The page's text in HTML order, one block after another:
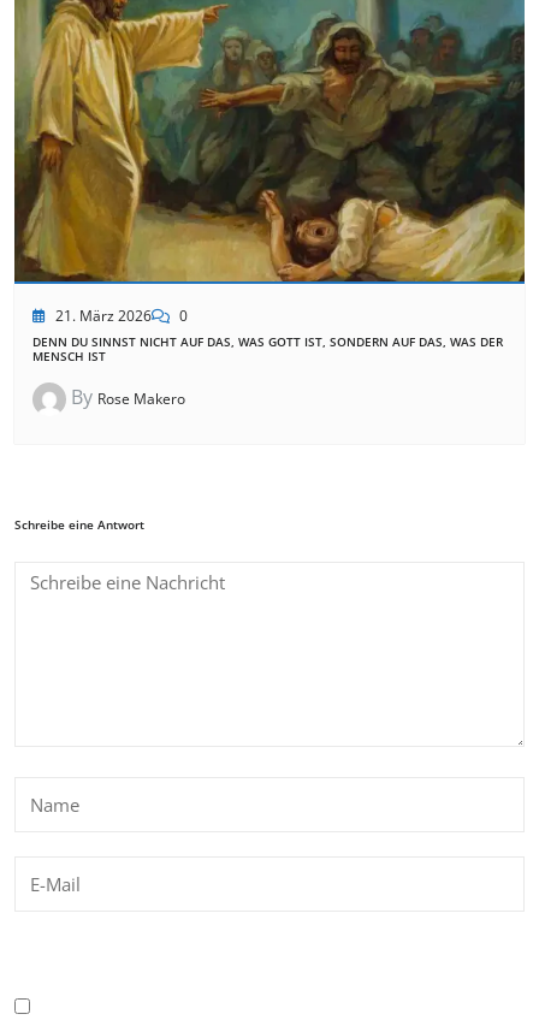
21. März 2026 0
DENN DU SINNST NICHT AUF DAS, WAS GOTT IST, SONDERN AUF DAS, WAS DER
MENSCH IST
By Rose Makero
Schreibe eine Antwort